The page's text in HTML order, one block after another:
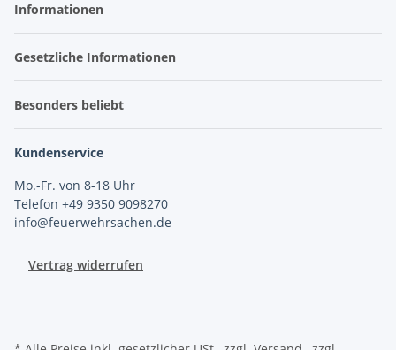
Informationen
Gesetzliche Informationen
Besonders beliebt
Kundenservice
Mo.-Fr. von 8-18 Uhr
Telefon +49 9350 9098270
info@feuerwehrsachen.de
Vertrag widerrufen